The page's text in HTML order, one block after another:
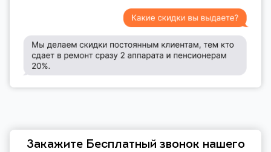
Закажите Бесплатный звонок нашего